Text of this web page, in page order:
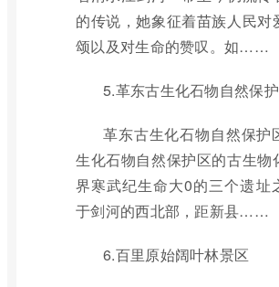
的传说，她象征着苗族人民对
颂以及对生命的赞叹。如……
5.革东古生化石物自然保
革东古生化石物自然保护
生化石物自然保护区的古生物
界寒武纪生命大0的三个遗址
于剑河的西北部，距新县……
6.百里原始阔叶林景区